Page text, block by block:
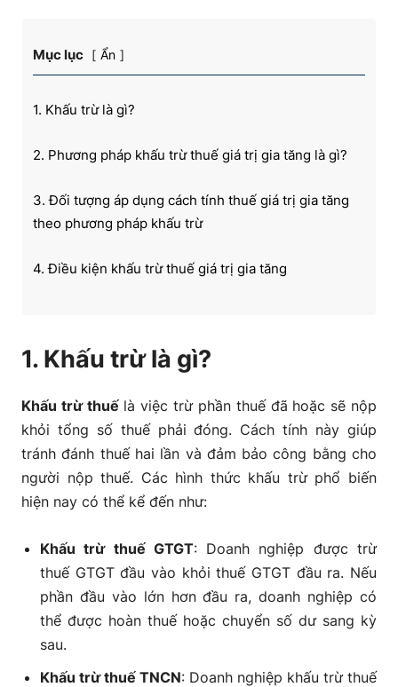
Mục lục Ẩn
1. Khấu trừ là gì?
2. Phương pháp khấu trừ thuế giá trị gia tăng là gì?
3. Đối tượng áp dụng cách tính thuế giá trị gia tăng
theo phương pháp khấu trừ
4. Điều kiện khấu trừ thuế giá trị gia tăng
5.1 Nguyên tắc khấu trừ chung
6.2 Nguyên tắc khấu trừ thuế GTGT trong các
trường hợp đặc thù
7. Lưu ý quan trọng về phương pháp khấu trừ thuế
GTGT
1. Khấu trừ là gì?
Khấu trừ thuếlà việc trừ phần thuế đã hoặc sẽ nộp
khỏi tổng số thuế phải đóng. Cách tính này giúp
tránh đánh thuế hai lần và đảm bảo công bằng cho
người nộp thuế. Các hình thức khấu trừ phổ biến
hiện nay có thể kể đến như:
Khấu trừ thuế GTGT: Doanh nghiệp được trừ
thuế GTGT đầu vào khỏi thuế GTGT đầu ra. Nếu
phần đầu vào lớn hơn đầu ra, doanh nghiệp có
thể được hoàn thuế hoặc chuyển số dư sang kỳ
sau.
Khấu trừ thuế TNCN: Doanh nghiệp khấu trừ thuế